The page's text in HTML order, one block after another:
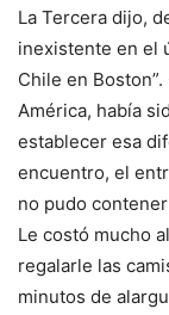
La Tercera dijo,
inexistente en el
Chile en
América, había
establecer esa
encuentro, el
no pudo
Le costó mucho
regalarle las
minutos de